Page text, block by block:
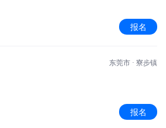
报名
东莞市 · 寮步镇
报名